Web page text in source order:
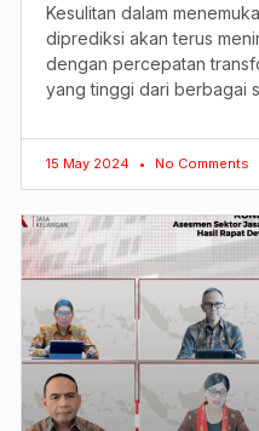
Kesulitan dalam
diprediksi akan terus
dengan percepatan
yang tinggi dari berbagai
15 May 2024 No Comments